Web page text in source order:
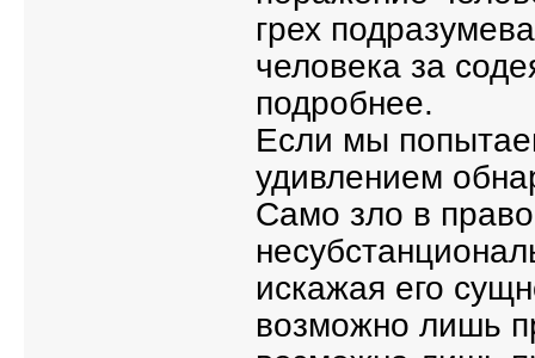
грех
человека за
подробнее.
Если мы
удивлением
Само зло в
искажая его
возможно лишь